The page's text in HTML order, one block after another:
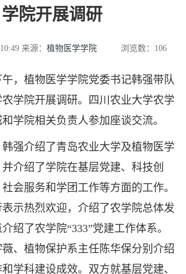
学院开展调研
来源： 植物医学学院 浏览数： 106
，植物医学学院党委书记韩强带队
学院开展调研。四川农业大学农学
学院相关负责人参加座谈交流。
介绍了青岛农业大学及植物医学
介绍了学院在基层党建、科技创
会服务和学团工作等方面的工作。
示热烈欢迎，介绍了农学院总体发
绍了农学院“333”党建工作体系。
、植物保护系主任陈华保分别介绍
和学科建设成效。双方就基层党建、